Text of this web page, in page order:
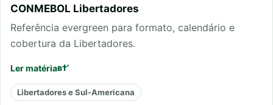
CONMEBOL Libertadores
Referência evergreen para formato, calendário e
cobertura da Libertadores.
Ler matéria
Libertadores e Sul-Americana